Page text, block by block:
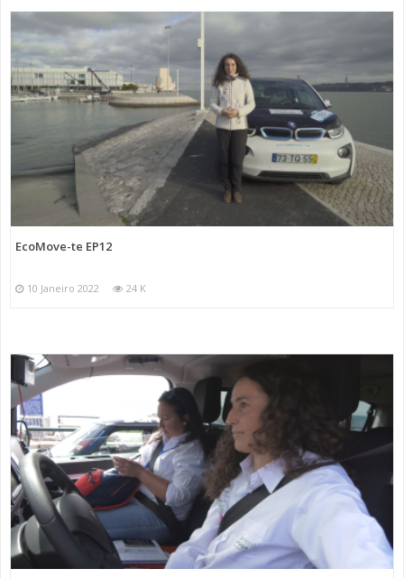
EcoMove-te EP12
10 Janeiro 2022 24 K